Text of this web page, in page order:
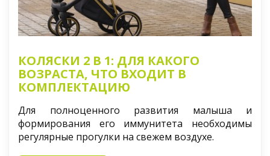
КОЛЯСКИ 2 В 1: ДЛЯ КАКОГО
ВОЗРАСТА, ЧТО ВХОДИТ В
КОМПЛЕКТАЦИЮ
Для полноценного развития малыша и
формирования его иммунитета необходимы
регулярные прогулки на свежем воздухе.